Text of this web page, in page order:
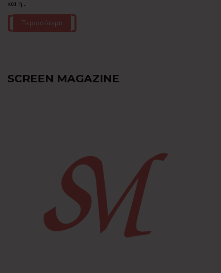
και η...
Περισσότερα
SCREEN MAGAZINE